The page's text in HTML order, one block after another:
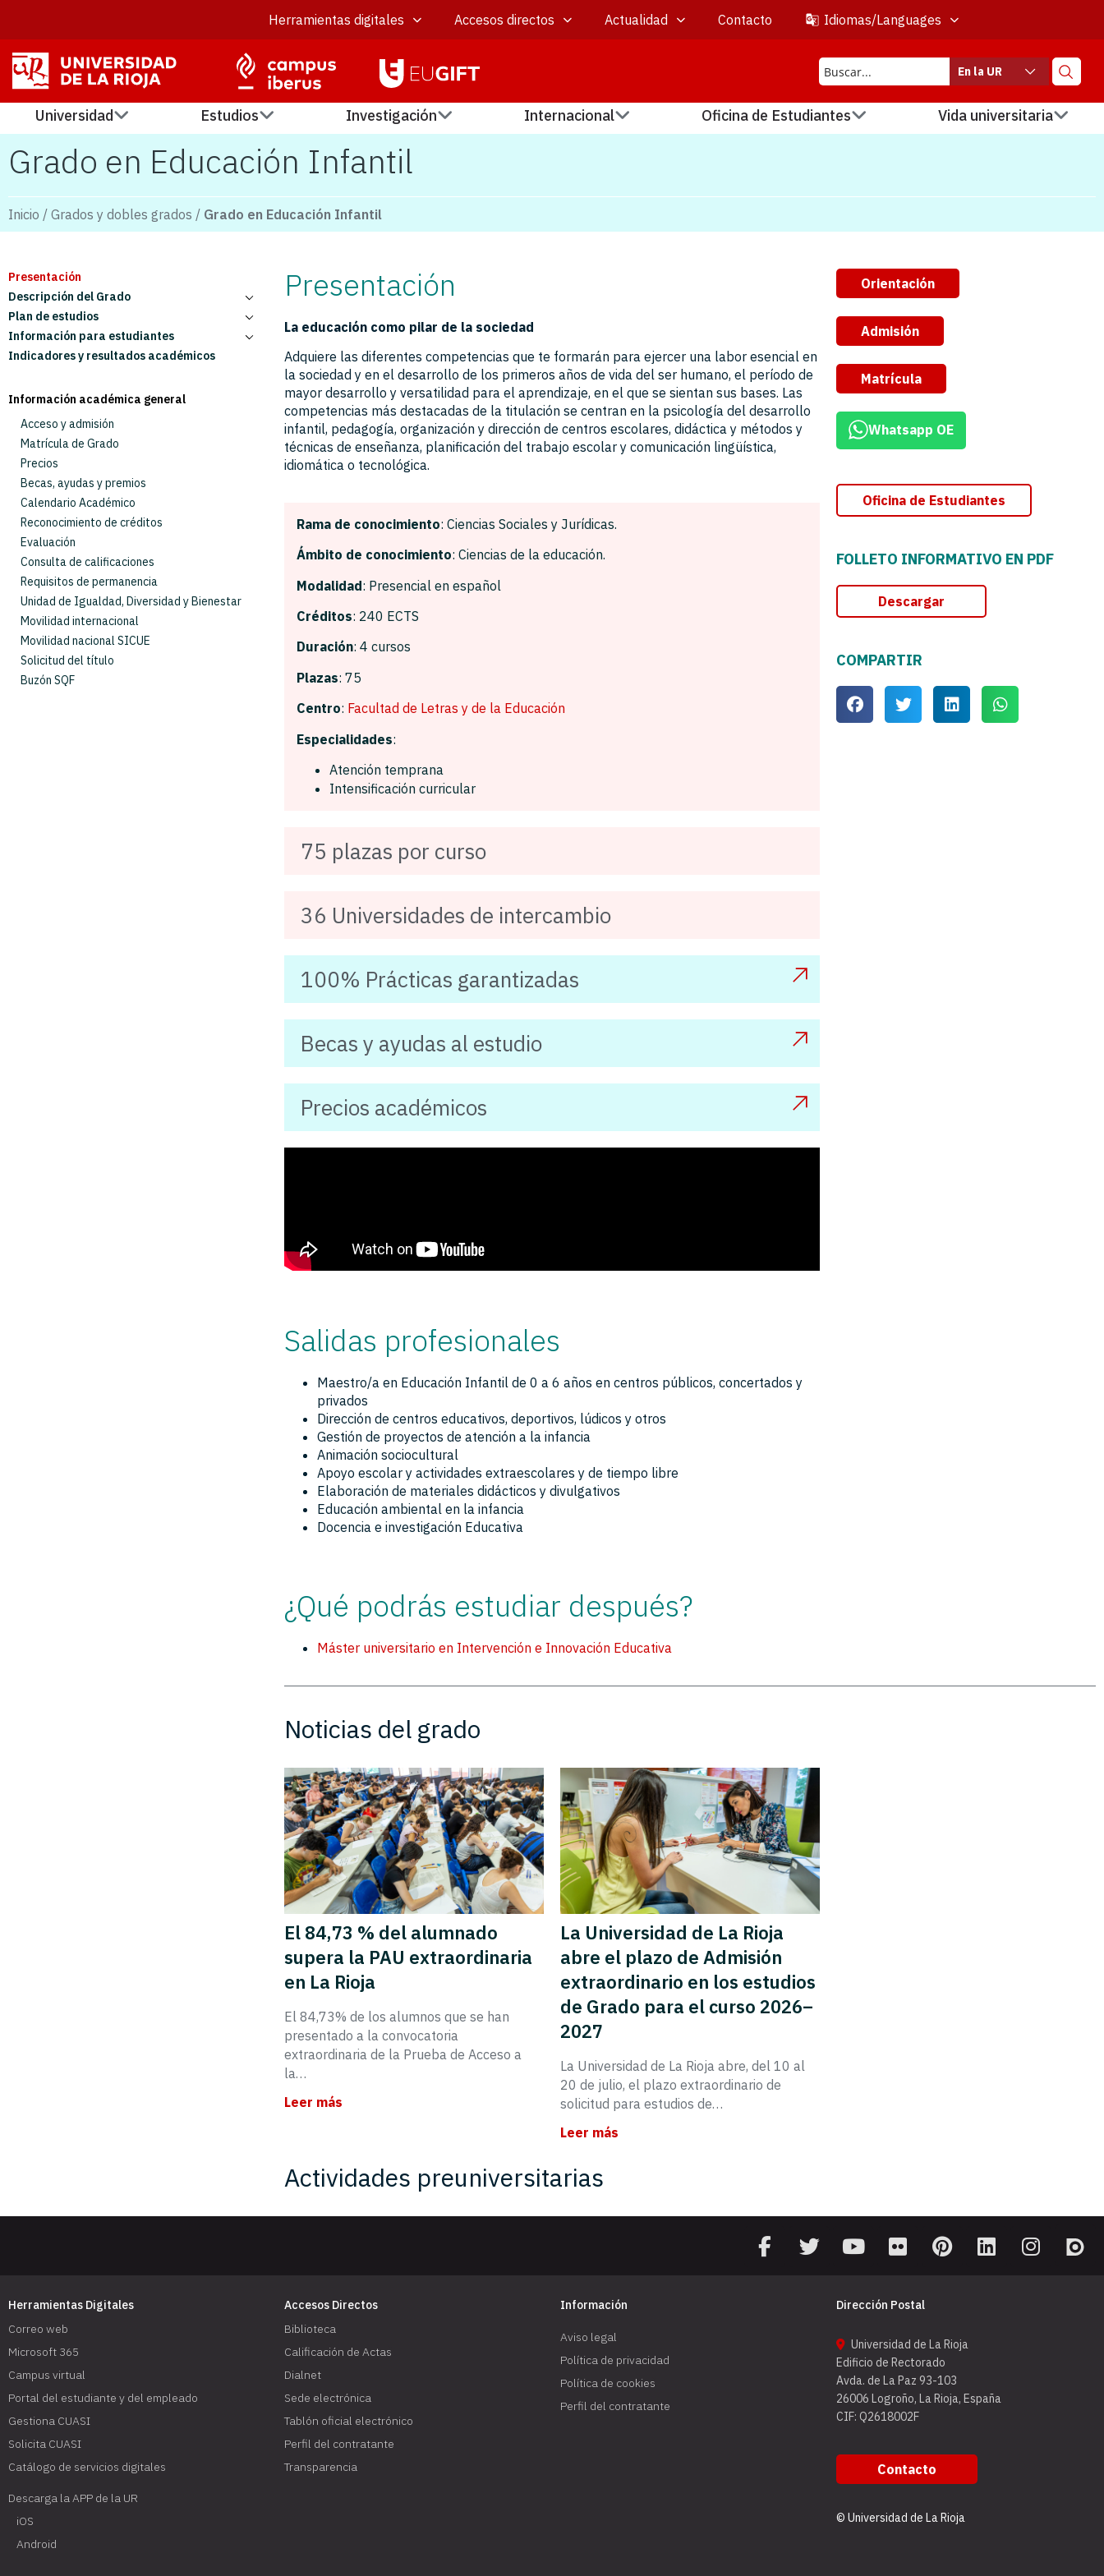
Herramientas digitales Accesos directos Actualidad Contacto Idiomas/Languages
En la UR
Universidad Estudios Investigación Internacional Oficina de Estudiantes Vida universitaria
Grado en Educación Infantil
Inicio / Grados y dobles grados / Grado en Educación Infantil
Presentación
Descripción del Grado
En qué consiste el grado
Justificación y referentes
Objetivos
Requisitos previos
En que te puedes especializar
Acceso a otros estudios superiores
Plan de estudios
Responsables académicos
Estructura e Itinerarios
Curso 2026-2027
Curso 2025-2026
Curso 2024-2025
SAIC Seguimiento del título e indicadores
Documentación oficial del título
Calendario de implantación
Información para estudiantes
Estudiantes con necesidades especiales
Tutorías académicas
Prácticas externas
Indicadores y resultados académicos
Información académica general
Acceso y admisión
Matrícula de Grado
Precios
Becas, ayudas y premios
Calendario Académico
Reconocimiento de créditos
Evaluación
Consulta de calificaciones
Requisitos de permanencia
Unidad de Igualdad, Diversidad y Bienestar
Movilidad internacional
Movilidad nacional SICUE
Solicitud del título
Buzón SQF
Presentación
La educación como pilar de la sociedad
Adquiere las diferentes competencias que te formarán para ejercer una labor esencial en
la sociedad y en el desarrollo de los primeros años de vida del ser humano, el período de
mayor desarrollo y versatilidad para el aprendizaje, en el que se sientan sus bases. Las
competencias más destacadas de la titulación se centran en la psicología del desarrollo
infantil, pedagogía, organización y dirección de centros escolares, didáctica y métodos y
técnicas de enseñanza, planificación del trabajo escolar y comunicación lingüística,
idiomática o tecnológica.
Rama de conocimiento: Ciencias Sociales y Jurídicas.
Ámbito de conocimiento: Ciencias de la educación.
Modalidad: Presencial en español
Créditos: 240 ECTS
Duración: 4 cursos
Plazas: 75
Centro: Facultad de Letras y de la Educación
Especialidades:
Atención temprana
Intensificación curricular
75 plazas por curso
36 Universidades de intercambio
100% Prácticas garantizadas
Becas y ayudas al estudio
Precios académicos
Salidas profesionales
Maestro/a en Educación Infantil de 0 a 6 años en centros públicos, concertados y
privados
Dirección de centros educativos, deportivos, lúdicos y otros
Gestión de proyectos de atención a la infancia
Animación sociocultural
Apoyo escolar y actividades extraescolares y de tiempo libre
Elaboración de materiales didácticos y divulgativos
Educación ambiental en la infancia
Docencia e investigación Educativa
¿Qué podrás estudiar después?
Máster universitario en Intervención e Innovación Educativa
Orientación
Admisión
Matrícula
Whatsapp OE
Oficina de Estudiantes
FOLLETO INFORMATIVO EN PDF
Descargar
COMPARTIR
Noticias del grado
El 84,73 % del alumnado
supera la PAU extraordinaria
en La Rioja
El 84,73% de los alumnos que se han
presentado a la convocatoria
extraordinaria de la Prueba de Acceso a
la…
Leer más
La Universidad de La Rioja
abre el plazo de Admisión
extraordinario en los estudios
de Grado para el curso 2026–
2027
La Universidad de La Rioja abre, del 10 al
20 de julio, el plazo extraordinario de
solicitud para estudios de…
Leer más
Actividades preuniversitarias
Herramientas Digitales
Correo web
Microsoft 365
Campus virtual
Portal del estudiante y del empleado
Gestiona CUASI
Solicita CUASI
Catálogo de servicios digitales
Descarga la APP de la UR
iOS
Android
Accesos Directos
Biblioteca
Calificación de Actas
Dialnet
Sede electrónica
Tablón oficial electrónico
Perfil del contratante
Transparencia
Información
Aviso legal
Política de privacidad
Política de cookies
Perfil del contratante
Dirección Postal
Universidad de La Rioja
Edificio de Rectorado
Avda. de La Paz 93-103
26006 Logroño, La Rioja, España
CIF: Q2618002F
Contacto
© Universidad de La Rioja